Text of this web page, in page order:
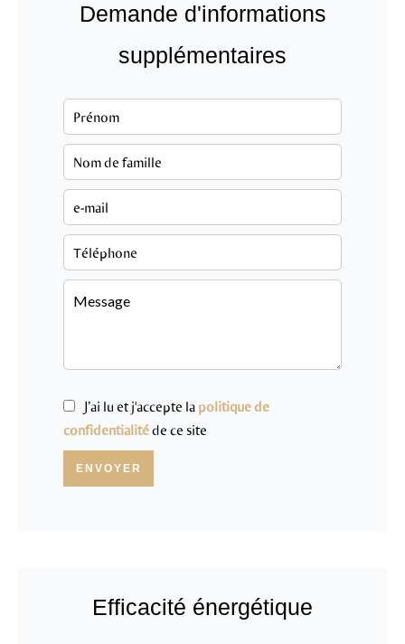
Demande d'informations
supplémentaires
J’ai lu et j'accepte la politique de
confidentialitéde ce site
ENVOYER
Efficacité énergétique